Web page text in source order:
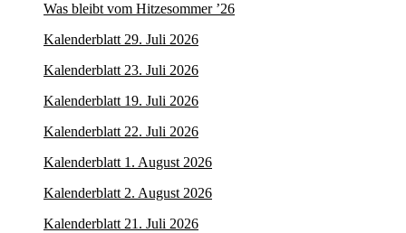
Was bleibt vom Hitzesommer ’26
Kalenderblatt 29. Juli 2026
Kalenderblatt 23. Juli 2026
Kalenderblatt 19. Juli 2026
Kalenderblatt 22. Juli 2026
Kalenderblatt 1. August 2026
Kalenderblatt 2. August 2026
Kalenderblatt 21. Juli 2026